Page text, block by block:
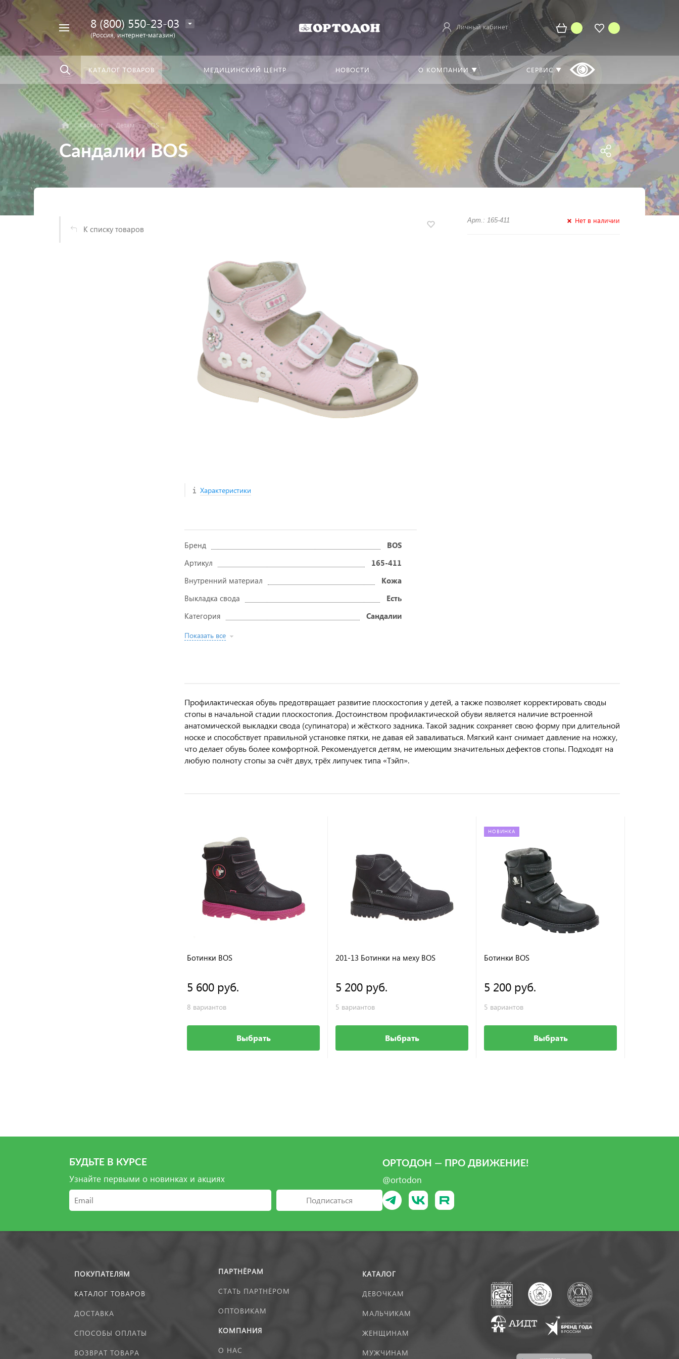
вездеНайти
8 (800) 550-23-03
(Россия, интернет-магазин)
Личный кабинет
КАТАЛОГ ТОВАРОВ МЕДИЦИНСКИЙ ЦЕНТР НОВОСТИ О КОМПАНИИ ▼ СЕРВИС ▼
Каталог Детям BOS
Сандалии BOS
К списку товаров
Характеристики
Арт.: 165-411 Нет в наличии
Бренд
BOS
Артикул
165-411
Внутренний материал
Кожа
Выкладка свода
Есть
Категория
Сандалии
Показать все
Профилактическая обувь предотвращает развитие плоскостопия у детей, а также позволяет корректировать своды
стопы в начальной стадии плоскостопия. Достоинством профилактической обуви является наличие встроенной
анатомической выкладки свода (супинатора) и жёсткого задника. Такой задник сохраняет свою форму при длительной
носке и способствует правильной установке пятки, не давая ей заваливаться. Мягкий кант снимает давление на ножку,
что делает обувь более комфортной. Рекомендуется детям, не имеющим значительных дефектов стопы. Подходят на
любую полноту стопы за счёт двух, трёх липучек типа «Тэйп».
Ботинки BOS
5 600 руб.
8 вариантов
Выбрать
201-13 Ботинки на меху BOS
5 200 руб.
5 вариантов
Выбрать
НОВИНКА
Ботинки BOS
5 200 руб.
5 вариантов
Выбрать
БУДЬТЕ В КУРСЕ
Узнайте первыми о новинках и акциях
Подписаться
ОРТОДОН — ПРО ДВИЖЕНИЕ!
@ortodon
ПОКУПАТЕЛЯМ
КАТАЛОГ ТОВАРОВ
ДОСТАВКА
СПОСОБЫ ОПЛАТЫ
ВОЗВРАТ ТОВАРА
ПАРТНЁРАМ
СТАТЬ ПАРТНЁРОМ
ОПТОВИКАМ
КОМПАНИЯ
О НАС
КАТАЛОГ
ДЕВОЧКАМ
МАЛЬЧИКАМ
ЖЕНЩИНАМ
МУЖЧИНАМ